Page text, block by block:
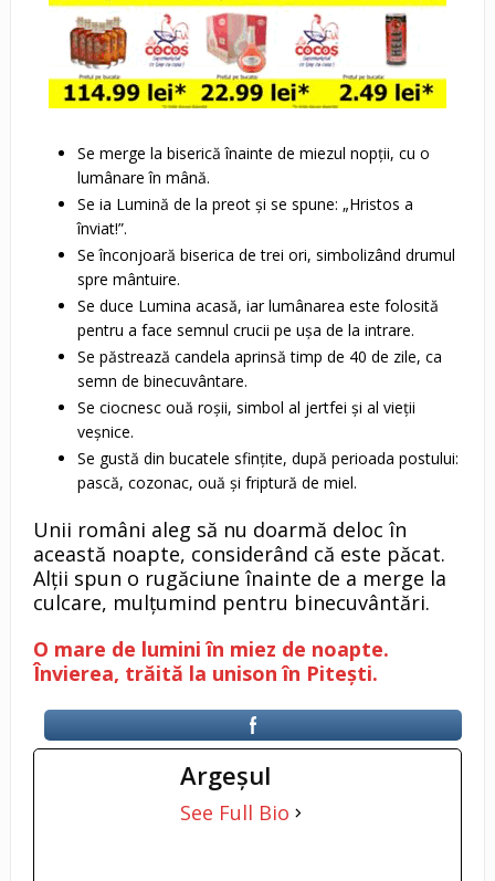
Se merge la biserică înainte de miezul nopții, cu o
lumânare în mână.
Se ia Lumină de la preot și se spune: „Hristos a
înviat!”.
Se înconjoară biserica de trei ori, simbolizând drumul
spre mântuire.
Se duce Lumina acasă, iar lumânarea este folosită
pentru a face semnul crucii pe ușa de la intrare.
Se păstrează candela aprinsă timp de 40 de zile, ca
semn de binecuvântare.
Se ciocnesc ouă roșii, simbol al jertfei și al vieții
veșnice.
Se gustă din bucatele sfințite, după perioada postului:
pască, cozonac, ouă și friptură de miel.
Unii români aleg să nu doarmă deloc în
această noapte, considerând că este păcat.
Alții spun o rugăciune înainte de a merge la
culcare, mulțumind pentru binecuvântări.
O mare de lumini în miez de noapte.
Învierea, trăită la unison în Pitești.
Argeşul
See Full Bio